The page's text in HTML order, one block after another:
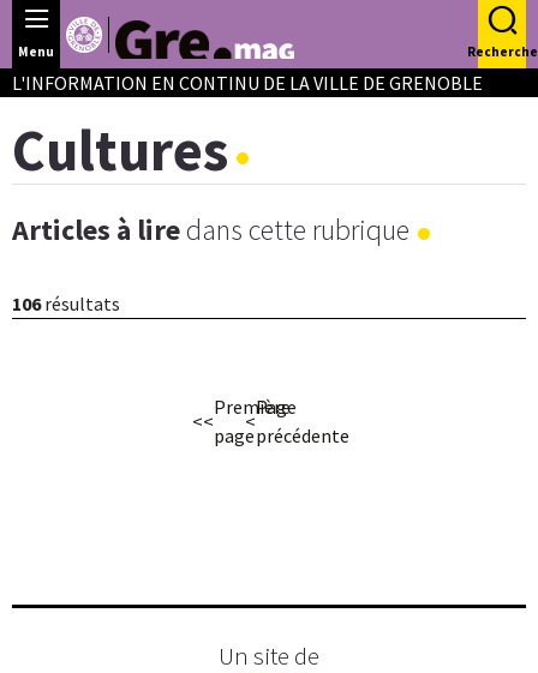
Panneau de gestion des cookies
Menu Recherche
L'INFORMATION EN CONTINU DE LA VILLE DE GRENOBLE
Cultures
Articles à liredans cette rubrique
106résultats
<<
Première
page
<
Page
précédente
Un site de